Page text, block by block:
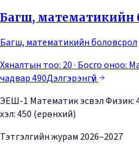
Багш, математикийн
Багш, математикийн боловсрол
Хяналтын тоо: 20· Босго оноо:
чадвар 490Дэлгэрэнгүй
ЭЕШ-1 Математик эсвэл Физик:
хэл: 450 (ерөнхий)
Тэтгэлгийн журам 2026–2027